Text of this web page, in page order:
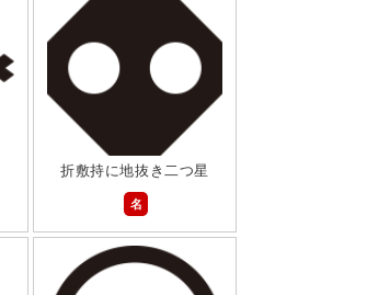
折敷持に地抜き二つ星
名